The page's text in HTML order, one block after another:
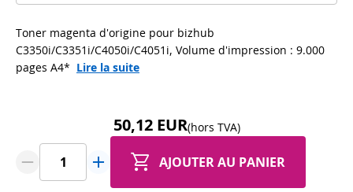
Toner magenta d'origine pour bizhub
C3350i/C3351i/C4050i/C4051i, Volume d'impression : 9.000
pages A4* Lire la suite
50,12 EUR(hors TVA)
AJOUTER AU PANIER